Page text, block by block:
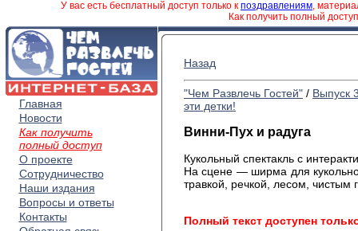
У вас есть бесплатный доступ только к поздравлениям,
Как получить полный
Главная
Новости
Как получить
полный доступ
О проекте
Сотрудничество
Наши издания
Вопросы и ответы
Контакты
Назад
"Чем Развлечь Гостей" / Выпуск
эти детки!
Винни-Пух и радуга
Кукольный спектакль с
На сцене — ширма для
травкой, речкой, лесом,
Полный текст доступен